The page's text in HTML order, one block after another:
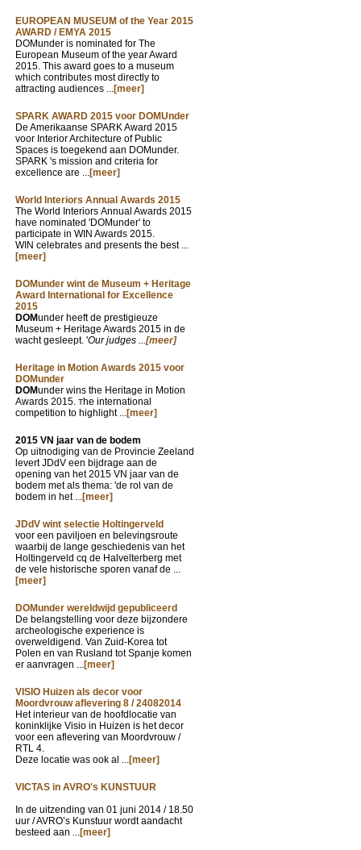
EUROPEAN MUSEUM of the Year 2015
AWARD / EMYA 2015
DOMunder is nominated for The
European Museum of the year Award
2015. This award goes to a museum
which contributes most directly to
attracting audiences ...[meer]
SPARK AWARD 2015 voor DOMUnder
De Amerikaanse SPARK Award 2015
voor Interior Architecture of Public
Spaces is toegekend aan DOMunder.
SPARK 's mission and criteria for
excellence are ...[meer]
World Interiors Annual Awards 2015
The World Interiors Annual Awards 2015
have nominated 'DOMunder' to
participate in WIN Awards 2015.
WIN celebrates and presents the best ...
[meer]
DOMunder wint de Museum + Heritage
Award International for Excellence
2015
DOMunder heeft de prestigieuze
Museum + Heritage Awards 2015 in de
wacht gesleept. 'Our judges ...[meer]
Heritage in Motion Awards 2015 voor
DOMunder
DOMunder wins the Heritage in Motion
Awards 2015. The international
competition to highlight ...[meer]
2015 VN jaar van de bodem
Op uitnodiging van de Provincie Zeeland
levert JDdV een bijdrage aan de
opening van het 2015 VN jaar van de
bodem met als thema: 'de rol van de
bodem in het ...[meer]
JDdV wint selectie Holtingerveld
voor een paviljoen en belevingsroute
waarbij de lange geschiedenis van het
Holtingerveld cq de Halvelterberg met
de vele historische sporen vanaf de ...
[meer]
DOMunder wereldwijd gepubliceerd
De belangstelling voor deze bijzondere
archeologische experience is
overweldigend. Van Zuid-Korea tot
Polen en van Rusland tot Spanje komen
er aanvragen ...[meer]
VISIO Huizen als decor voor
Moordvrouw aflevering 8 / 24082014
Het interieur van de hoofdlocatie van
koninklijke Visio in Huizen is het decor
voor een aflevering van Moordvrouw /
RTL 4.
Deze locatie was ook al ...[meer]
VICTAS in AVRO's KUNSTUUR
In de uitzending van 01 juni 2014 / 18.50
uur / AVRO’s Kunstuur wordt aandacht
besteed aan ...[meer]